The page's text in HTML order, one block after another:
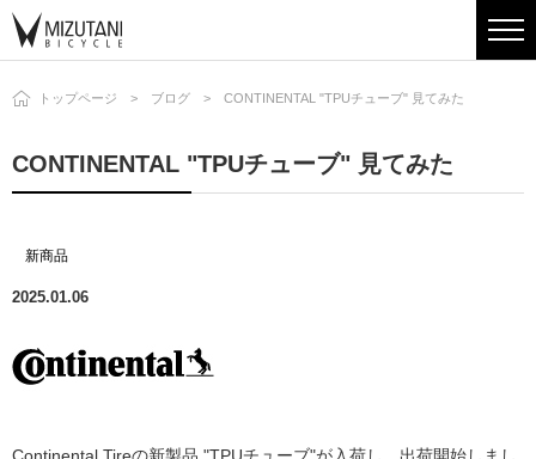
トップページ ブログ CONTINENTAL "TPUチューブ" 見てみた
CONTINENTAL "TPUチューブ" 見てみた
新商品
2025.01.06